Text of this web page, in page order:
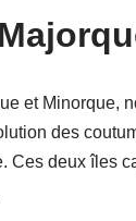
et Minorque,
des
Ces deux îles